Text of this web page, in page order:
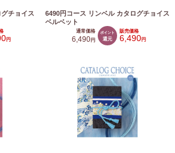
チョイス
円
6490円コース リンベル カタログチョイス
ベルベット
通常価格
6,490円
販売価格
6,490円
ポイント
還元